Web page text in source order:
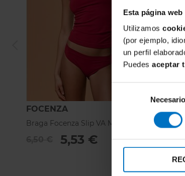
Esta página
Utilizamos
(por ejemplo,
un perfil
Puedes aceptar
de
consentimiento
Necesario
FOCENZA
Braga Focenza Slip VA Micro 113-Rojo
5,53 €